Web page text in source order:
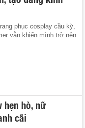
phục cosplay cầu kỳ,
vẫn khiến mình trở nên
hẹn hò, nữ
cãi